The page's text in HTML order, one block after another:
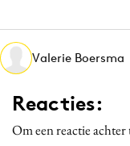
Martech
Media
Merkstrategie
PR
Programmatic
Valerie Boersma
Reacties:
Om een reactie achter